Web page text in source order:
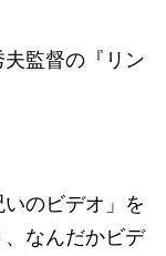
監督の『リン
のビデオ」を
なんだかビデ